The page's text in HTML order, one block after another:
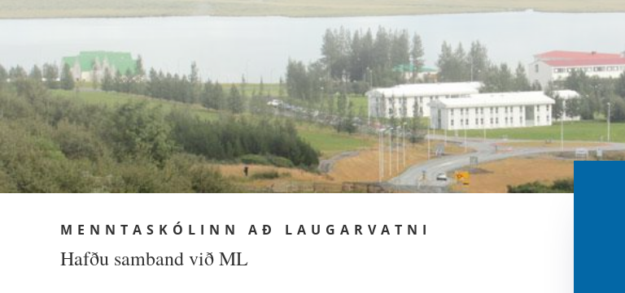
MENNTASKÓLINN AÐ LAUGARVATNI
Hafðu samband við ML